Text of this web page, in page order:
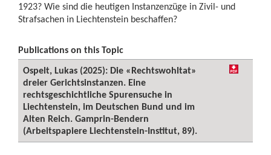
1923? Wie sind die heutigen Instanzenzüge in Zivil- und
Strafsachen in Liechtenstein beschaffen?
Publications on this Topic
Ospelt, Lukas (2025): Die «Rechtswohltat»
dreier Gerichtsinstanzen. Eine
rechtsgeschichtliche Spurensuche in
Liechtenstein, im Deutschen Bund und im
Alten Reich. Gamprin-Bendern
(Arbeitspapiere Liechtenstein-Institut, 89).